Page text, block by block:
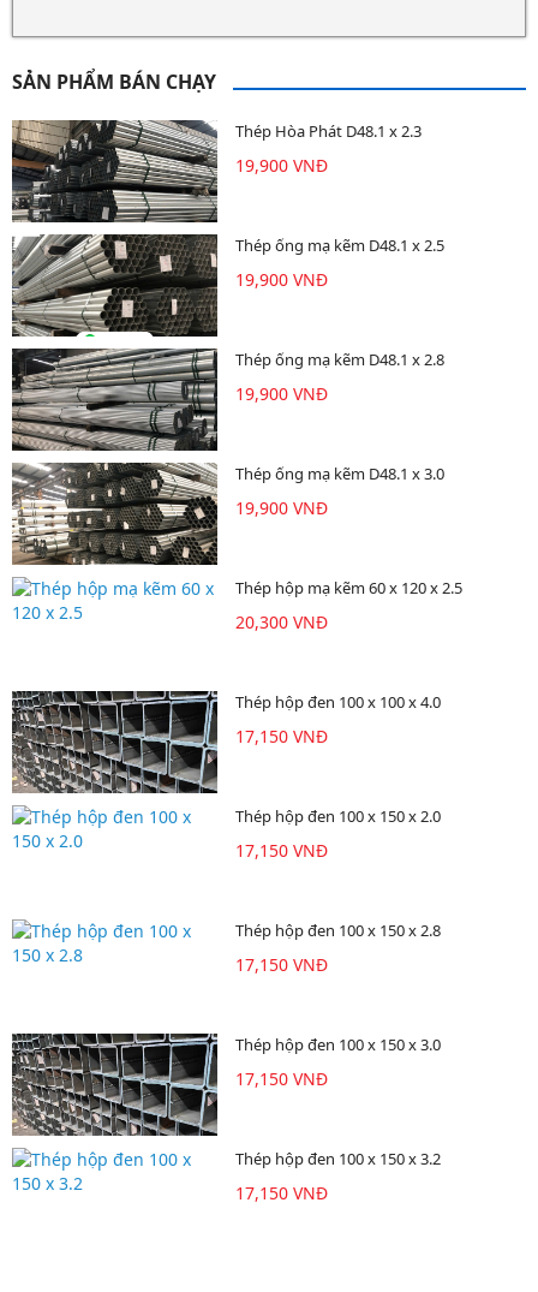
SẢN PHẨM BÁN CHẠY
Thép Hòa Phát D48.1 x 2.3
19,900 VNĐ
Thép ống mạ kẽm D48.1 x 2.5
19,900 VNĐ
Thép ống mạ kẽm D48.1 x 2.8
19,900 VNĐ
Thép ống mạ kẽm D48.1 x 3.0
19,900 VNĐ
Thép hộp mạ kẽm 60 x 120 x 2.5
20,300 VNĐ
Thép hộp đen 100 x 100 x 4.0
17,150 VNĐ
Thép hộp đen 100 x 150 x 2.0
17,150 VNĐ
Thép hộp đen 100 x 150 x 2.8
17,150 VNĐ
Thép hộp đen 100 x 150 x 3.0
17,150 VNĐ
Thép hộp đen 100 x 150 x 3.2
17,150 VNĐ